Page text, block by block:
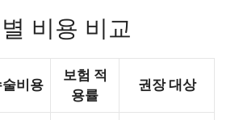
비용 비교
비용
보험 적
용률
권장 대상